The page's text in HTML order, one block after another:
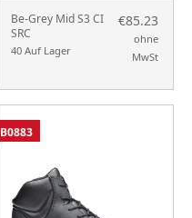
Be-Grey Mid S3 CI
SRC
40 Auf Lager
€85.23
ohne
MwSt
B0883